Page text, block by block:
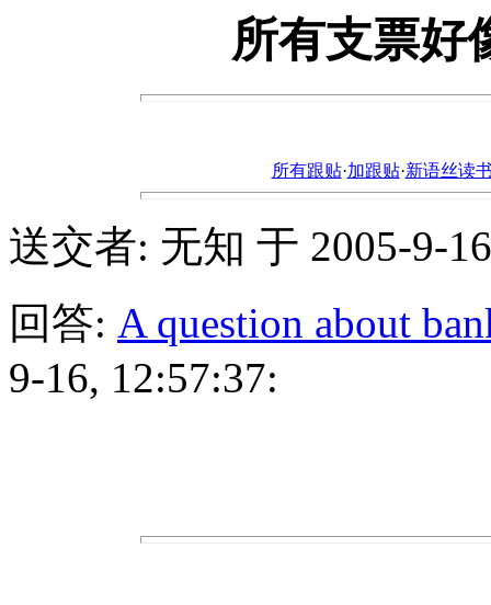
所有支票好
所有跟贴·加跟贴·新语丝读
送交者: 无知 于 2005-9-
回答: A question about
9-16, 12:57:37: